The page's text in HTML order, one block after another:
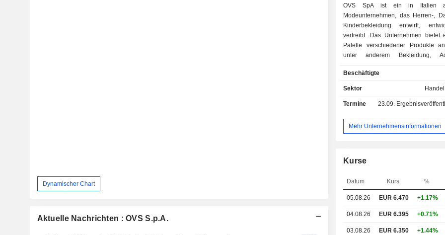
Dynamischer Chart
Aktuelle Nachrichten : OVS S.p.A.
OVS SpA ist ein in Italien
Modeunternehmen, das Herren-,
Kinderbekleidung entwirft,
vertreibt. Das Unternehmen bietet
Palette verschiedener Produkte
unter anderem Bekleidung,
Einrichtungsartikel. Es ist
Marken OVS und UPIM,
über mehr als 1.600 Filialen in
Marken OVS KIDS und
Kinderbekleidung spezialisiert sind.
individuell anpassbaren Personal-
Beschäftigte
Sektor
Termine 23.09.
Mehr Unternehmensinformationen
Kurse
Datum Kurs %
05.08.26 EUR 6.470 +1.17%
04.08.26 EUR 6.395 +0.71%
03.08.26 EUR 6.350 +1.44%